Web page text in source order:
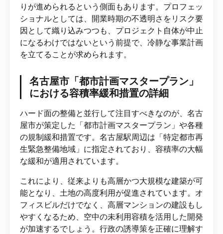
りが進められるという側面もあります。プロフェッ
ショナルとしては、開業時期の不透明さをリスク要
因として織り込みつつも、プロジェクト自体が中止
になるわけではないという前提で、冷静な事業計画
を立てることが求められます。
名古屋市「都市計画マスタープラン」
における容積率緩和措置の詳細
ハード面の整備と並行して注目すべきなのが、名古
屋市が策定した「都市計画マスタープラン」や各種
の規制緩和措置です。名古屋駅周辺は「特定都市再
生緊急整備地域」に指定されており、容積率の大幅
な緩和が適用されています。
これにより、従来よりも高層かつ大規模な建築が可
能となり、土地の高度利用が促進されています。オ
フィスビルだけでなく、高層マンションの建設もし
やすくなるため、空中の未利用容積を活用した開発
が加速するでしょう。行政の誘導策を正確に理解す